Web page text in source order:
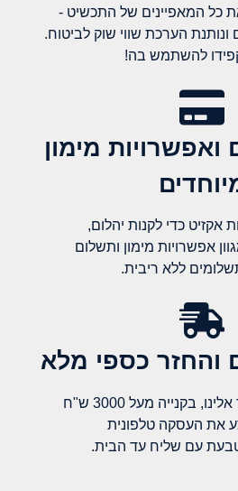
כל המאפיינים של התכשיט -
ונותנת הערכת שווי שוק לביטוח.
להשתמש בה!
מימון
אקזיט כדי לקנות יהלום,
אפשרויות מימון ותשלום
והחזר כספי מלא​
בקנייה מעל 3000 ש"ח
את העסקה טלפונית
עם שליח עד הבית.